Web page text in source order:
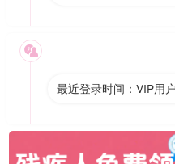

最近登录时间：VIP用